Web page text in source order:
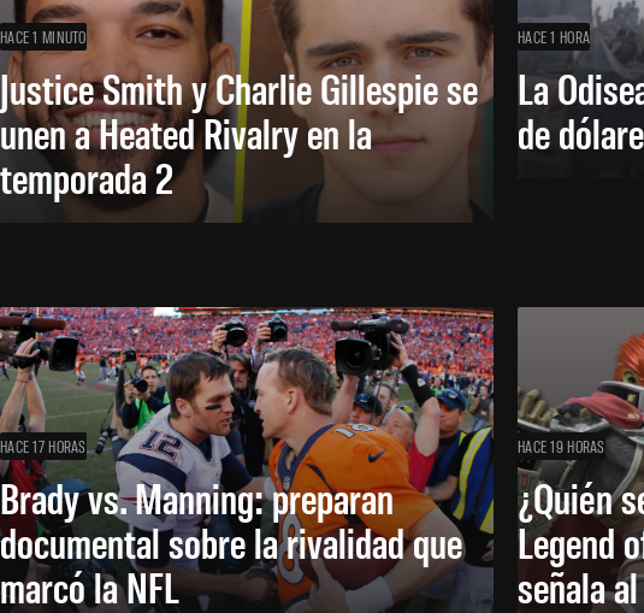
HACE 1 MINUTO
Justice Smith y Charlie Gillespie se
unen a Heated Rivalry en la
temporada 2
HACE 1 HORA
La
de
HACE 17 HORAS
Brady vs. Manning: preparan
documental sobre la rivalidad que
marcó la NFL
HACE 19 HORAS
¿Quién
Legend
señala